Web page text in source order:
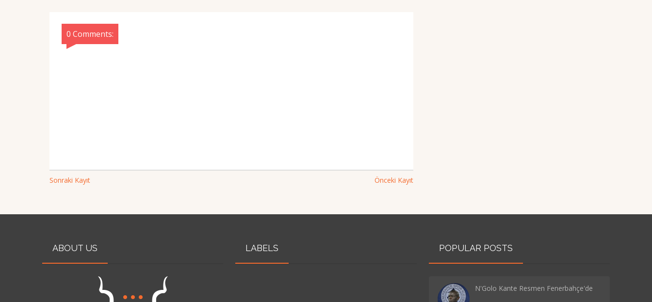
0 Comments:
Sonraki Kayıt Önceki Kayıt
ABOUT US LABELS POPULAR POSTS
N'Golo Kante Resmen Fenerbahçe'de